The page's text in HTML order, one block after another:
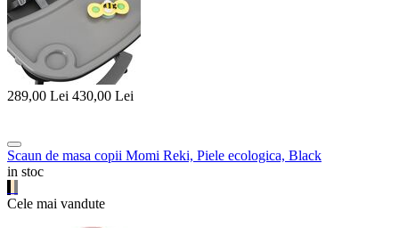
289,00 Lei 430,00 Lei
Scaun de masa copii Momi Reki, Piele ecologica, Black
in stoc
Cele mai vandute